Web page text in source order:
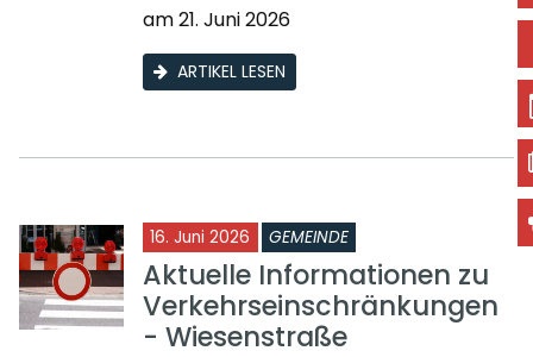
am 21. Juni 2026
ARTIKEL LESEN
16. Juni 2026 GEMEINDE
Aktuelle Informationen zu
Verkehrseinschränkungen
- Wiesenstraße